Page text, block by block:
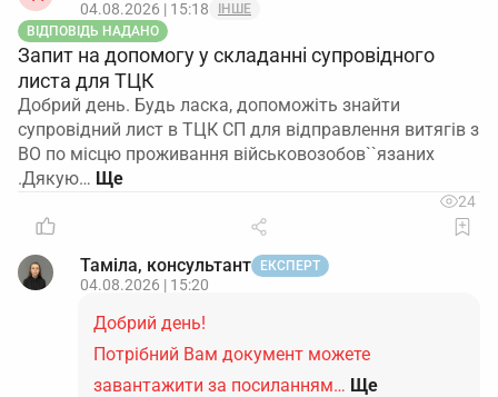
04.08.2026 | 15:18
ІНШЕ
ВІДПОВІДЬ НАДАНО
Запит на допомогу у складанні супровідного
листа для ТЦК
Добрий день. Будь ласка, допоможіть знайти
супровідний лист в ТЦК СП для відправлення витягів з
ВО по місцю проживання військовозобов``язаних
.Дякую…
24
Таміла, консультант ЕКСПЕРТ
04.08.2026 | 15:20
Добрий день!
Потрібний Вам документ можете
завантажити за посиланням… Ще